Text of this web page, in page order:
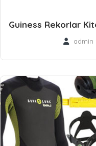
Guiness Rekorlar
admin